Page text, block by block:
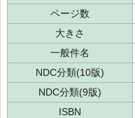
ページ数
大きさ
一般件名
NDC分類(10版)
NDC分類(9版)
ISBN